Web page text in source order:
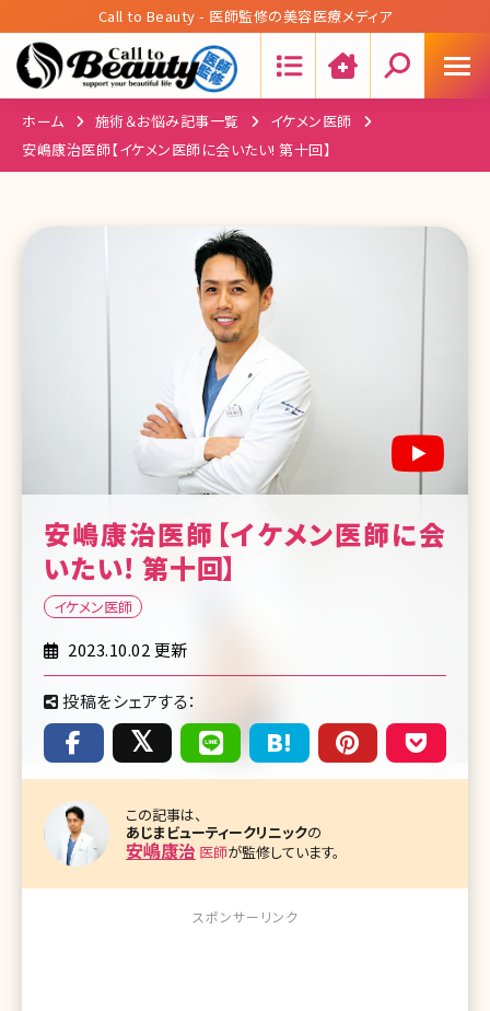
Call to Beauty - 医師監修の美容医療メディア
ホーム 施術＆お悩み記事一覧
イケメン医師
安嶋康治医師【イケメン医師に会いたい! 第十回】
安嶋康治医師【イケメン医師に会
いたい! 第十回】
イケメン医師
2023.10.02 更新
投稿をシェアする：
この記事は、
あじまビューティークリニックの
安嶋康治 医師が監修しています。
スポンサーリンク